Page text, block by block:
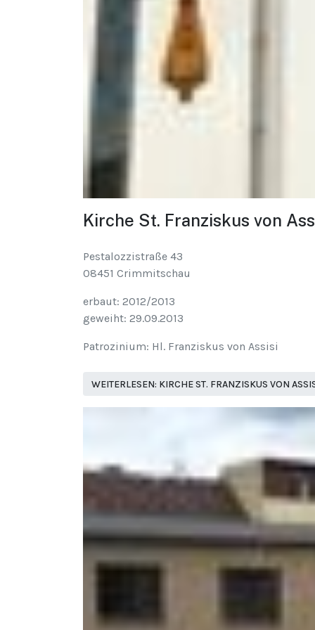
Kirche St. Franziskus von
Pestalozzistraße 43
08451 Crimmitschau
erbaut: 2012/2013
geweiht: 29.09.2013
Patrozinium: Hl. Franziskus von Assisi
WEITERLESEN: KIRCHE ST. FRANZISKUS VON